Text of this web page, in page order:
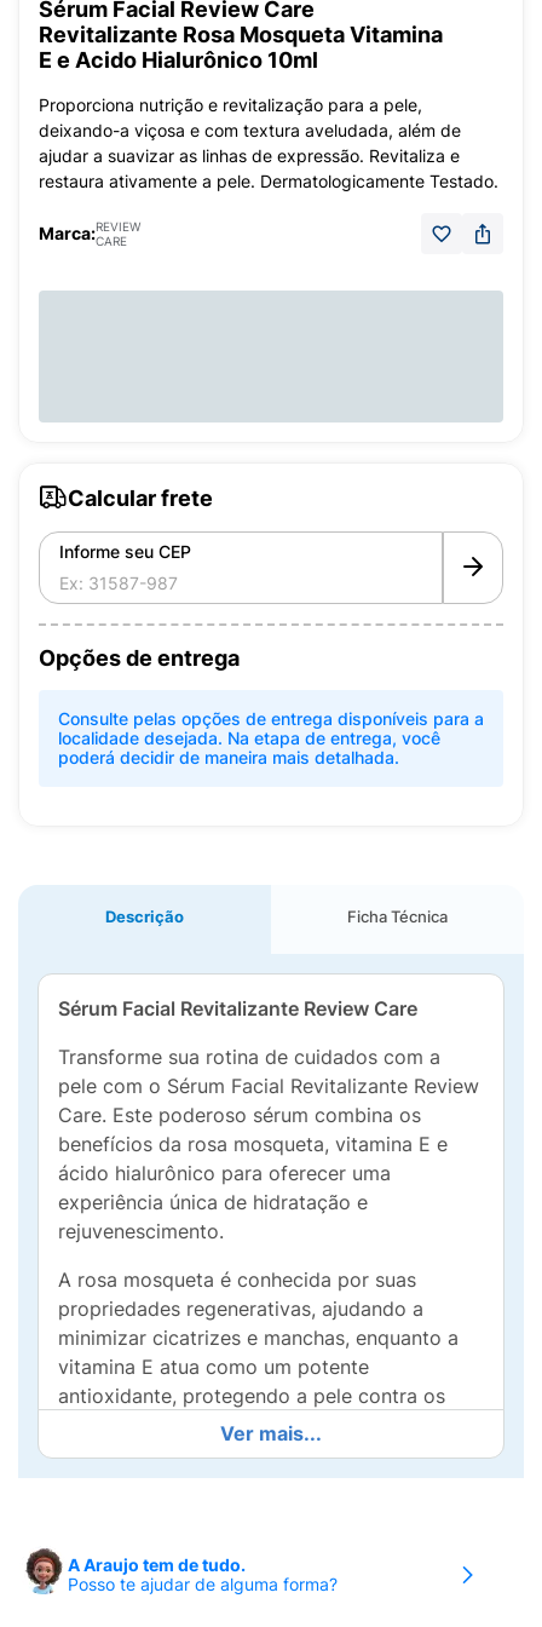
Sérum Facial Review Care
Revitalizante Rosa Mosqueta Vitamina
E e Acido Hialurônico 10ml
Proporciona nutrição e revitalização para a pele,
deixando-a viçosa e com textura aveludada, além de
ajudar a suavizar as linhas de expressão. Revitaliza e
restaura ativamente a pele. Dermatologicamente Testado.
Marca:REVIEW
CARE
Calcular frete
Informe seu CEP
Opções de entrega
Consulte pelas opções de entrega disponíveis para a
localidade desejada. Na etapa de entrega, você
poderá decidir de maneira mais detalhada.
Descrição Ficha Técnica
Sérum Facial Revitalizante Review Care
Transforme sua rotina de cuidados com a
pele com o Sérum Facial Revitalizante Review
Care. Este poderoso sérum combina os
benefícios da rosa mosqueta, vitamina E e
ácido hialurônico para oferecer uma
experiência única de hidratação e
rejuvenescimento.
A rosa mosqueta é conhecida por suas
propriedades regenerativas, ajudando a
minimizar cicatrizes e manchas, enquanto a
vitamina E atua como um potente
antioxidante, protegendo a pele contra os
danos causados pelos radicais livres. O ácido
hialurônico, por sua vez, retém a umidade,
garantindo uma pele suave, cheia de vida e
Ideal para todos os tipos de pele, o sérum é
de fácil absorção e não deixa resíduos
Ver mais...
A Araujo tem de tudo.
Posso te ajudar de alguma forma?